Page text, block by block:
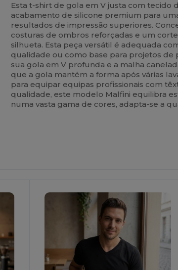
Esta t-shirt de gola em V justa com tecido
acabamento de silicone premium para
resultados de impressão superiores.
costuras de ombros reforçadas e um
silhueta. Esta peça versátil é adequada
qualidade ou como base para projetos de
sua gola em V profunda e a malha
que a gola mantém a forma após várias
para equipar equipas profissionais com
qualidade, este modelo Malfini equilibra
numa vasta gama de cores, adapta-se a